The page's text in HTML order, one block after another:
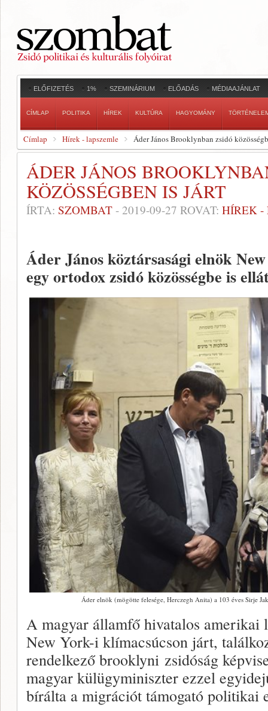
ELŐFIZETÉS 1% SZEMINÁRIUM ELŐADÁS MÉDIAAJÁNLAT
CÍMLAP POLITIKA HÍREK KULTÚRA HAGYOMÁNY
Címlap Hírek - lapszemle Áder János Brooklynban zsidó
ÁDER JÁNOS
KÖZÖSSÉGBEN IS JÁRT
ÍRTA: SZOMBAT - 2019-09-27 ROVAT: HÍREK -
Áder János köztársasági elnök
egy ortodox zsidó közösségbe is
Áder elnök (mögötte felesége, Herczegh Anita) a 103 éves Sirje
A magyar államfő hivatalos amerikai
New York-i klímacsúcson járt,
rendelkező brooklyni zsidóság
magyar külügyminiszter ezzel
bírálta a migrációt támogató politikai